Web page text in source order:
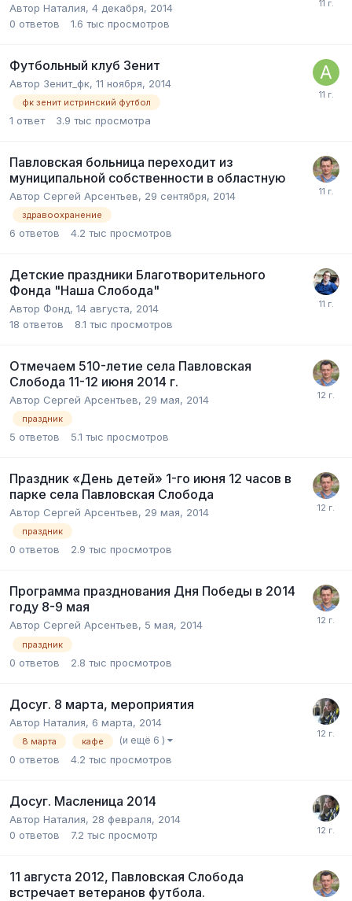
Автор Наталия, 4 декабря, 2014
0 ответов 1.6 тыс просмотров
Футбольный клуб Зенит
Автор Зенит_фк, 11 ноября, 2014
фк зенит истринский футбол
1 ответ 3.9 тыс просмотра
Павловская больница переходит из
муниципальной собственности в областную
Автор Сергей Арсентьев, 29 сентября, 2014
здравоохранение
6 ответов 4.2 тыс просмотров
Детские праздники Благотворительного
Фонда "Наша Слобода"
Автор Фонд, 14 августа, 2014
18 ответов 8.1 тыс просмотров
Отмечаем 510-летие села Павловская
Слобода 11-12 июня 2014 г.
Автор Сергей Арсентьев, 29 мая, 2014
праздник
5 ответов 5.1 тыс просмотров
Праздник «День детей» 1-го июня 12 часов в
парке села Павловская Слобода
Автор Сергей Арсентьев, 29 мая, 2014
праздник
0 ответов 2.9 тыс просмотров
Программа празднования Дня Победы в 2014
году 8-9 мая
Автор Сергей Арсентьев, 5 мая, 2014
праздник
0 ответов 2.8 тыс просмотров
Досуг. 8 марта, мероприятия
Автор Наталия, 6 марта, 2014
8 марта кафе (и ещё 6 )
0 ответов 4.2 тыс просмотров
Досуг. Масленица 2014
Автор Наталия, 28 февраля, 2014
0 ответов 7.2 тыс просмотр
11 августа 2012, Павловская Слобода
встречает ветеранов футбола.